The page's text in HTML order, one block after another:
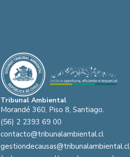
Tribunal Ambiental
Morandé 360, Piso 8, Santiago.
(56) 2 2393 69 00
contacto@tribunalambiental.cl
gestiondecausas@tribunalambiental.cl